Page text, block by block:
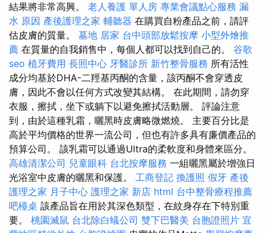
結果將非常高興。 老人養護 單人房 專業會議點心服務 漏
水 原因 產後護理之家 輔聽器 在購買自粉產品之前，請評
估皮膚的質量。 墓地 居家 台中頭部放鬆按摩 小型外燴推
薦 在質量的自我銷售中，每個人都可以找到自己的。 谷歌
seo 植牙費用 長照中心 牙醫診所 新竹整骨服務 所有活性
成分均基於DHA-二羥基丙酮的含量，該丙酮不會穿透皮
膚，因此不會以任何方式改變其結構。 在此期間，請勿穿
衣服，擦拭，坐下或躺下以避免擦拭活動層。 評論注意
到，由於這種乳霜，曬黑時皮膚略微燃燒。 主要百分比是
高於平均價格的世界一流公司，但也有許多具有廉價產品的
預算公司。 該乳霜可以通過Ultra的柔軟度和身體來區分。
高雄清潔公司 兒童眼科 台北按摩服務 一組曬黑屬於增強日
光浴室中皮膚的曬黑和保護。 工商登記 換護照 假牙 產後
護理之家 月子中心 護理之家 新店 html 台中整骨療程推薦
吧檯桌 該產品旨在用於其深色類型，在紋身存在下特別重
要。 桃園滅鼠 台北除白蟻公司 雙下巴醫美 台胞證照片 宜